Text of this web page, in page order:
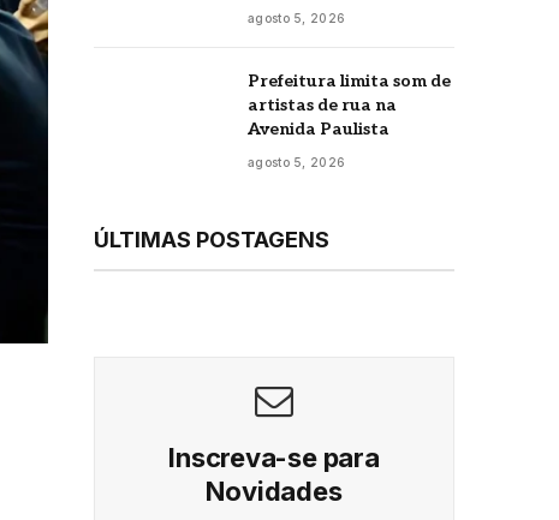
agosto 5, 2026
Prefeitura limita som de
artistas de rua na
Avenida Paulista
agosto 5, 2026
ÚLTIMAS POSTAGENS
Inscreva-se para
Novidades